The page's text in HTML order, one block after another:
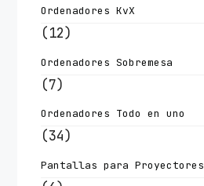
Ordenadores KvX
(12)
Ordenadores Sobremesa
(7)
Ordenadores Todo en uno
(34)
Pantallas para Proyectores